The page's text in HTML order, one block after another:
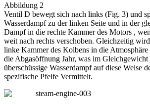
Abbildung 2
Ventil D bewegt sich nach links (Fig. 3) und
Wasserdampf zu der linken Seite und in der
Dampf in die rechte Kammer des Motors ,
weit nach rechts verschoben. Gleichzeitig
linke Kammer des Kolbens in die
die Abgasöffnung Jahr, was im
überschüssige Wasserdampf auf diese Weise
spezifische Pfeife Vermittelt.